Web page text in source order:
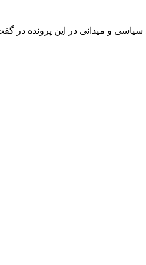
سیاسی و میدانی در این پرونده در